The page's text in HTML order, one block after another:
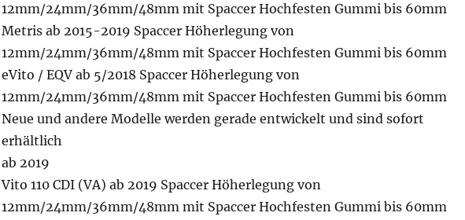
12mm/24mm/36mm/48mm mit Spaccer Hochfesten Gummi bis 60mm
Metris ab 2015-2019 Spaccer Höherlegung von
12mm/24mm/36mm/48mm mit Spaccer Hochfesten Gummi bis 60mm
eVito / EQV ab 5/2018 Spaccer Höherlegung von
12mm/24mm/36mm/48mm mit Spaccer Hochfesten Gummi bis 60mm
Neue und andere Modelle werden gerade entwickelt und sind sofort
erhältlich
ab 2019
Vito 110 CDI (VA) ab 2019 Spaccer Höherlegung von
12mm/24mm/36mm/48mm mit Spaccer Hochfesten Gummi bis 60mm